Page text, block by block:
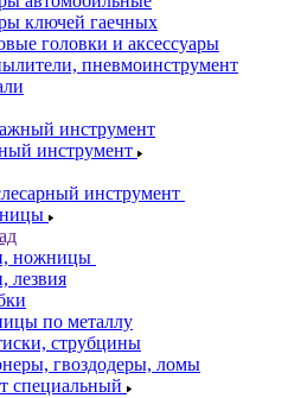
ключей гаечных
головки и аксессуары
пневмоинструмент
инструмент
инструмент
инструмент
ножницы
лезвия
по металлу
струбцины
гвоздодеры, ломы
специальный